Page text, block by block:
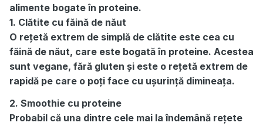
alimente bogate în proteine.
1. Clătite cu făină de năut
O rețetă extrem de simplă de clătite este cea cu
făină de năut, care este bogată în proteine. Acestea
sunt vegane, fără gluten și este o rețetă extrem de
rapidă pe care o poți face cu ușurință dimineața.
2. Smoothie cu proteine
Probabil că una dintre cele mai la îndemână rețete